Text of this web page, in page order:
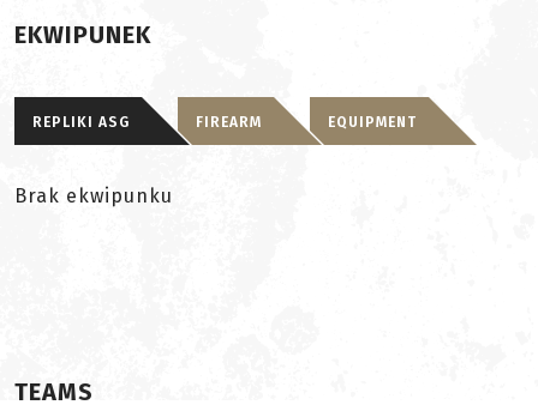
EKWIPUNEK
REPLIKI ASG FIREARM EQUIPMENT
Brak ekwipunku
TEAMS